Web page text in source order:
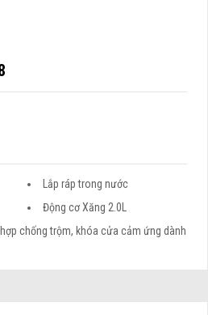
Lắp ráp trong nước
Động cơ Xăng 2.0L
chống trộm, khóa cửa cảm ứng dành